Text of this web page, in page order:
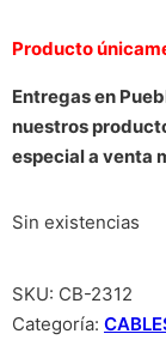
Producto
Entregas en
nuestros
especial a venta
Sin existencias
SKU: CB-2312
Categoría: